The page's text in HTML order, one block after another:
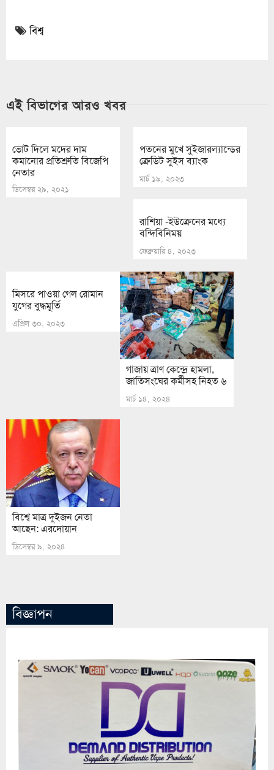
বিশ্ব
এই বিভাগের আরও খবর
ভোট দিলে মদের দাম
কমানোর প্রতিশ্রুতি বিজেপি
নেতার
ডিসেম্বর ২৯, ২০২১
পতনের মুখে সুইজারল্যান্ডের
ক্রেডিট সুইস ব্যাংক
মার্চ ১৯, ২০২৩
রাশিয়া -ইউক্রেনের মধ্যে
বন্দিবিনিময়
ফেব্রুয়ারি ৪, ২০২৩
মিসরে পাওয়া গেল রোমান
যুগের বুদ্ধমূর্তি
এপ্রিল ৩০, ২০২৩
গাজায় ত্রাণ কেন্দ্রে হামলা,
জাতিসংঘের কর্মীসহ নিহত ৬
মার্চ ১৪, ২০২৪
বিশ্বে মাত্র দুইজন নেতা
আছেন: এরদোয়ান
ডিসেম্বর ৯, ২০২৪
বিজ্ঞাপন